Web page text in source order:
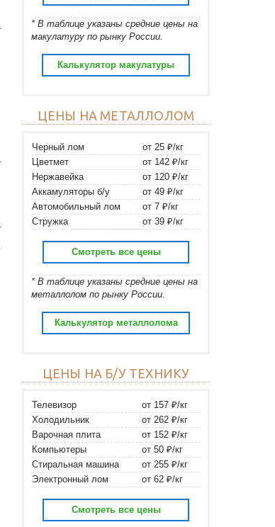
* В таблице указаны средние цены на
макулатуру по рынку России.
Калькулятор макулатуры
ЦЕНЫ НА МЕТАЛЛОЛОМ
Черный лом
от 25 ₽/кг
Цветмет
от 142 ₽/кг
Нержавейка
от 120 ₽/кг
Аккамуляторы б/у
от 49 ₽/кг
Автомобильный лом
от 7 ₽/кг
Стружка
от 39 ₽/кг
Смотреть все цены
* В таблице указаны средние цены на
металлолом по рынку России.
Калькулятор металлолома
ЦЕНЫ НА Б/У ТЕХНИКУ
Телевизор
от 157 ₽/кг
Холодильник
от 262 ₽/кг
Варочная плита
от 152 ₽/кг
Компьютеры
от 50 ₽/кг
Стиральная машина
от 255 ₽/кг
Электронный лом
от 62 ₽/кг
Смотреть все цены